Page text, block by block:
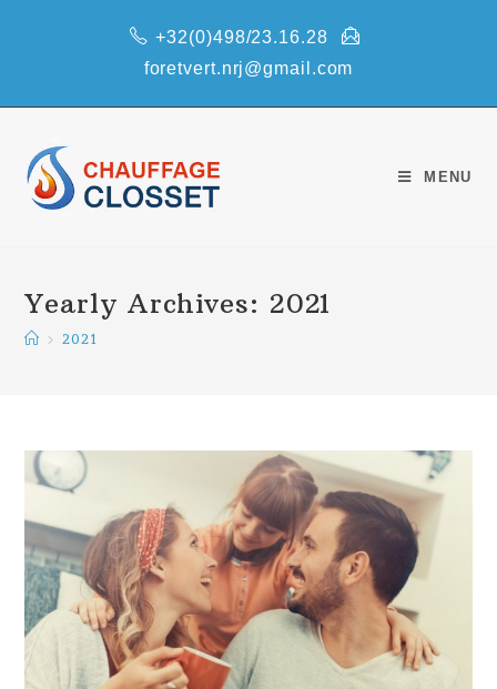
+32(0)498/23.16.28
foretvert.nrj@gmail.com
MENU
Yearly Archives: 2021
> 2021